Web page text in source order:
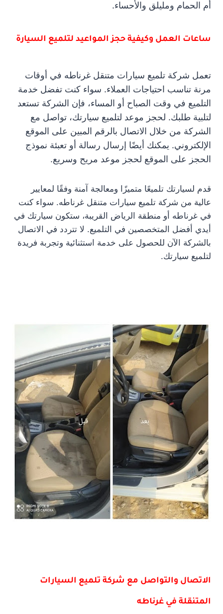
أم الحمام ومليلق والأحساء.
ساعات العمل وكيفية حجز المواعيد لتلميع السيارة
تعمل شركة تلميع سيارات متنقل غرناطه في أوقات
مرنة تناسب احتياجات العملاء. سواء كنت تفضل خدمة
التلميع في وقت الصباح أو المساء، فإن الشركة تستعد
لتلبية طلبك. لحجز موعد لتلميع سيارتك، تواصل مع
الشركة من خلال الاتصال بالرقم المبين على الموقع
الإلكتروني. يمكنك أيضًا إرسال رسالة أو تعبئة نموذج
الحجز على الموقع لحجز موعد مريح وسريع.
قدم لسيارتك تلميعًا متميزًا ومعالجة آمنة وفقًا لمعايير
عالية من شركة تلميع سيارات متنقل غرناطه. سواء كنت
في غرناطه أو منطقة الرياض القريبة، ستكون سيارتك في
أيدي أفضل المتخصصين في التلميع. لا تتردد في الاتصال
بالشركة الآن للحصول على خدمة استثنائية وتجربة فريدة
لتلميع سيارتك.
الاتصال والتواصل مع شركة تلميع السيارات
المتنقلة في غرناطه